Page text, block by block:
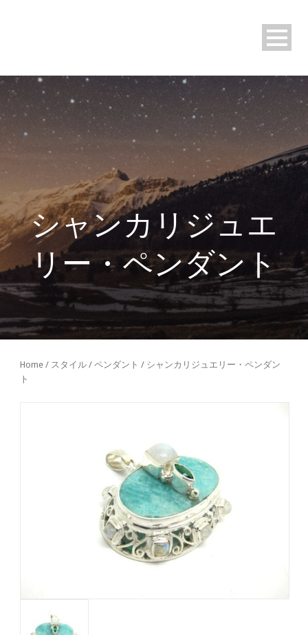
シャンカリジュエ
リー・ペンダント
Home / スタイル / ペンダント / シャンカリジュエリー・ペンダン
ト